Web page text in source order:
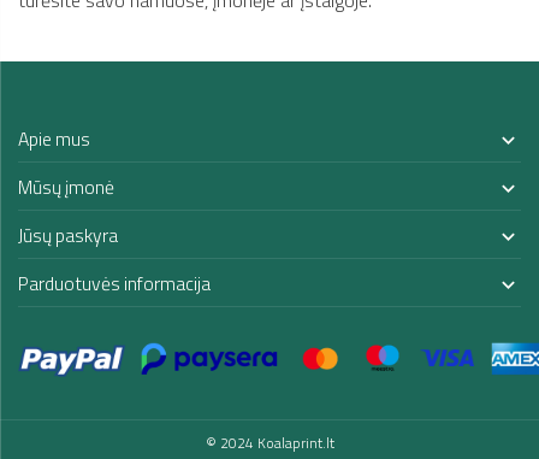
Apie mus 
Mūsų įmonė 
Jūsų paskyra 
Parduotuvės informacija 
© 2024 Koalaprint.lt